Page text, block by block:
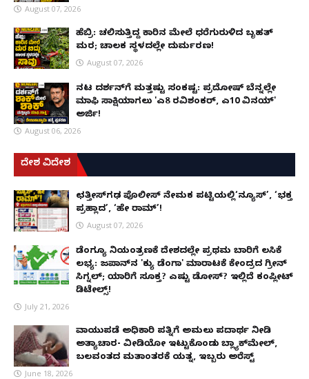
August 07, 2026
ಹೆಬ್ರಿ: ಚಲಿಸುತ್ತಿದ್ದ ಕಾರಿನ ಮೇಲೆ ಧರೆಗುರುಳಿದ ಬೃಹತ್
ಮರ; ಚಾಲಕ ಸ್ಥಳದಲ್ಲೇ ದುರ್ಮರಣ!
August 07, 2026
ನಟ ದರ್ಶನ್‌ಗೆ ಮತ್ತಷ್ಟು ಸಂಕಷ್ಟ: ಪ್ರದೋಷ್ ಬೆನ್ನಲ್ಲೇ
ಮಾಫಿ ಸಾಕ್ಷಿಯಾಗಲು 'ಎ8 ರವಿಶಂಕರ್, ಎ10 ವಿನಯ್'
ಅರ್ಜಿ!
August 06, 2026
ದೇಶ ವಿದೇಶ
ಛತ್ತೀಸ್‌ಗಢ ಪೊಲೀಸ್ ನೇಮಕ ಪಟ್ಟಿಯಲ್ಲಿ‘ನ್ಯೂಸ್’, ‘ಭಕ್ತ
ಪ್ರಹ್ಲಾದ’, ‘ಹೇ ರಾಮ್’!
August 07, 2026
ಡೆಂಗ್ಯೂ ನಿಯಂತ್ರಣಕ್ಕೆ ದೇಶದಲ್ಲೇ ಪ್ರಥಮ ಬಾರಿಗೆ ಲಸಿಕೆ
ಲಭ್ಯ: ಜಪಾನ್‌ನ 'ಕ್ಯು ಡೆಂಗಾ' ಮಾರಾಟಕ್ಕೆ ಕೇಂದ್ರದ ಗ್ರೀನ್
ಸಿಗ್ನಲ್; ಯಾರಿಗೆ ಸೂಕ್ತ? ಎಷ್ಟು ಡೋಸ್? ಇಲ್ಲಿದೆ ಕಂಪ್ಲೀಟ್
ಡಿಟೇಲ್ಸ್!
July 21, 2026
ವಾಯುಪಡೆ ಅಧಿಕಾರಿ ಪತ್ನಿಗೆ ಅಮಲು ಪದಾರ್ಥ ನೀಡಿ
ಅತ್ಯಾಚಾರ- ವೀಡಿಯೋ ಇಟ್ಟುಕೊಂಡು ಬ್ಲ್ಯಾಕ್‌ಮೇಲ್,
ಬಲವಂತದ ಮತಾಂತರಕ್ಕೆ ಯತ್ನ, ಇಬ್ಬರು ಅರೆಸ್ಟ್
June 18, 2026